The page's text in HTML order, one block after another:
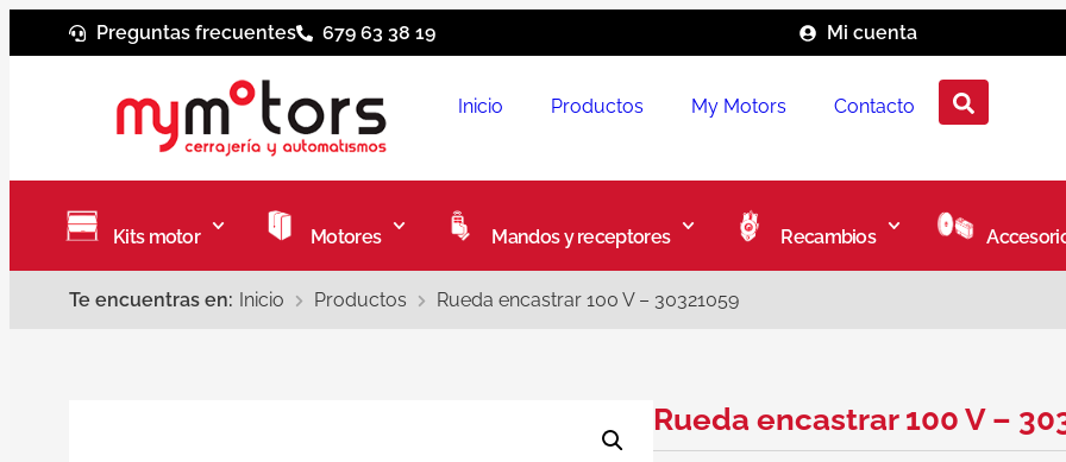
Preguntas frecuentes 679 63 38 19 Mi cuenta
Inicio Productos My Motors Contacto
Kits motor Motores Mandos y receptores Recambios
Te encuentras en: Inicio Productos Rueda encastrar 100 V – 30321059
Rueda encastrar 100 V –